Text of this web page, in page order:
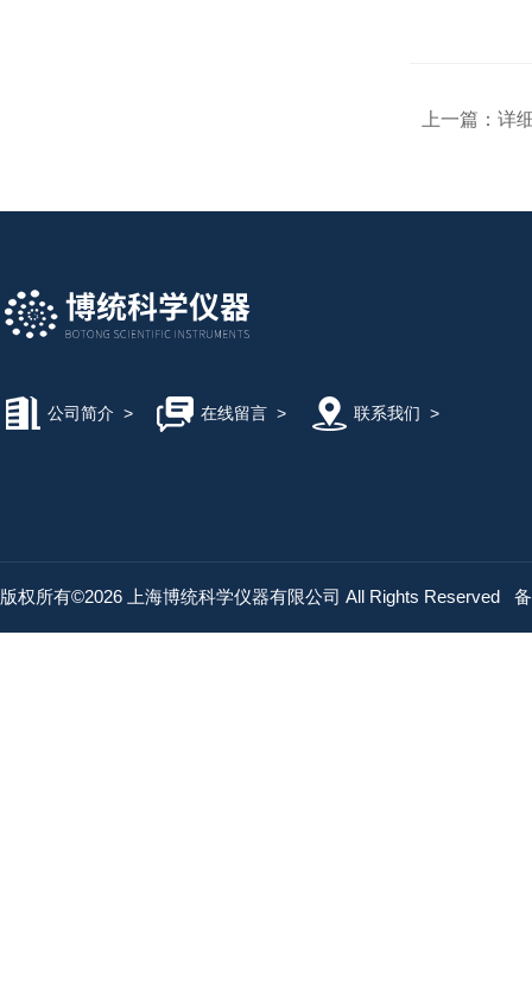
上一篇： 详
公司简介 > 在线留言> 联系我们 >
版权所有©2026 上海博统科学仪器有限公司 All Rights Reserved